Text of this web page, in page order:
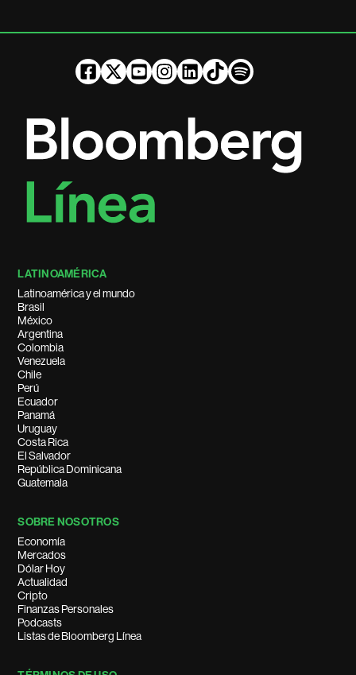
LATINOAMÉRICA
Latinoamérica y el mundo
Brasil
México
Argentina
Colombia
Venezuela
Chile
Perú
Ecuador
Panamá
Uruguay
Costa Rica
El Salvador
República Dominicana
Guatemala
SOBRE NOSOTROS
Economía
Mercados
Dólar Hoy
Actualidad
Cripto
Finanzas Personales
Podcasts
Listas de Bloomberg Línea